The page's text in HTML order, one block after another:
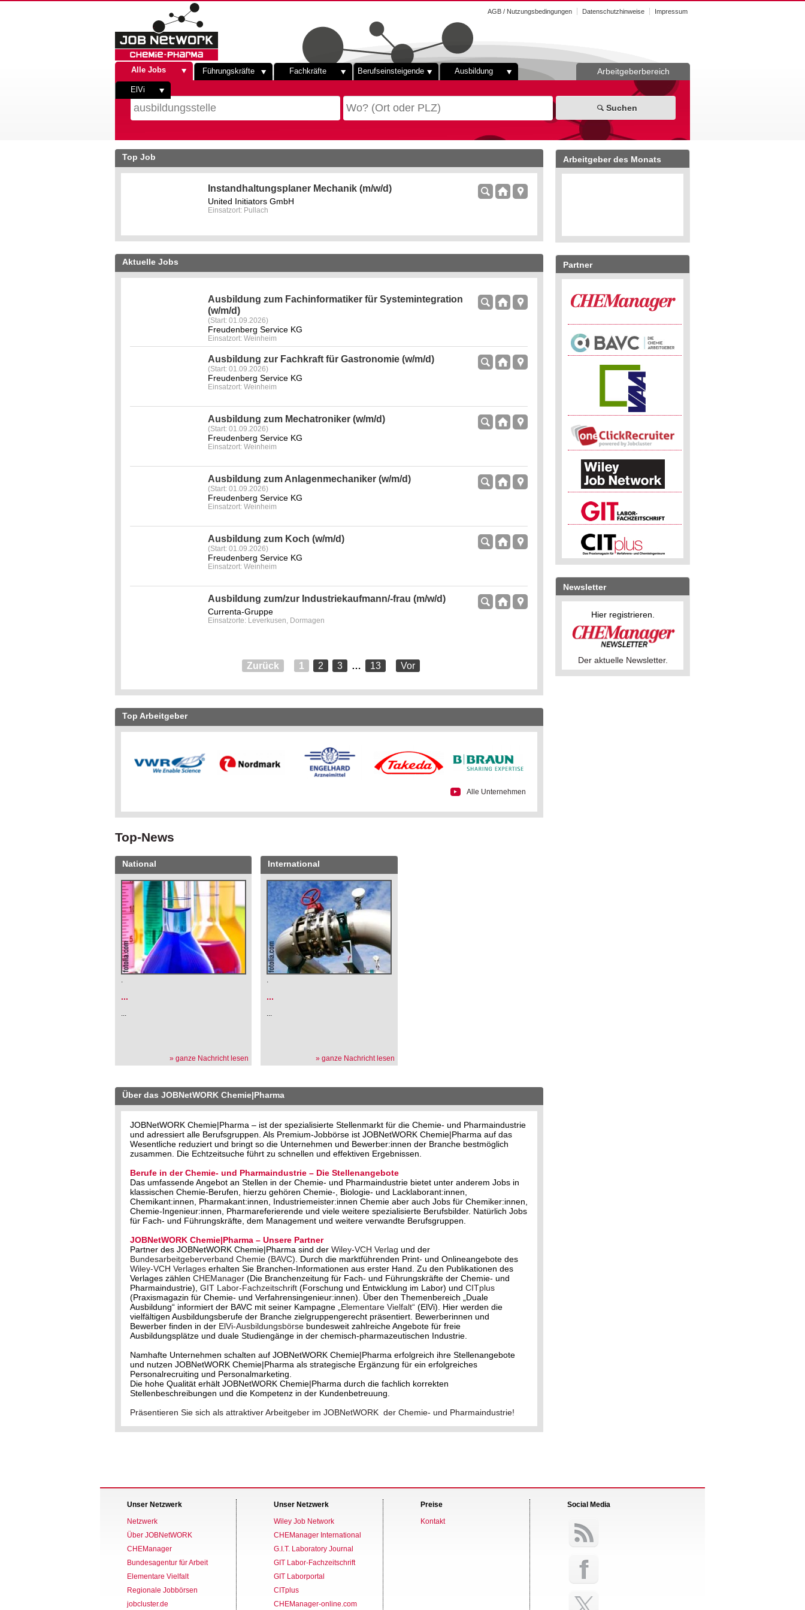
AGB / Nutzungsbedingungen Datenschutzhinweise Impressum
Alle Jobs Führungskräfte Fachkräfte Berufseinsteigende Ausbildung
ElVi
Arbeitgeberbereich
Suchen
Top Job
Instandhaltungsplaner Mechanik (m/w/d)
United Initiators GmbH
Einsatzort: Pullach
Aktuelle Jobs
Ausbildung zum Fachinformatiker für Systemintegration
(w/m/d)
(Start: 01.09.2026)
Freudenberg Service KG
Einsatzort: Weinheim
Ausbildung zur Fachkraft für Gastronomie (w/m/d)
(Start: 01.09.2026)
Freudenberg Service KG
Einsatzort: Weinheim
Ausbildung zum Mechatroniker (w/m/d)
(Start: 01.09.2026)
Freudenberg Service KG
Einsatzort: Weinheim
Ausbildung zum Anlagenmechaniker (w/m/d)
(Start: 01.09.2026)
Freudenberg Service KG
Einsatzort: Weinheim
Ausbildung zum Koch (w/m/d)
(Start: 01.09.2026)
Freudenberg Service KG
Einsatzort: Weinheim
Ausbildung zum/zur Industriekaufmann/-frau (m/w/d)
Currenta-Gruppe
Einsatzorte: Leverkusen, Dormagen
Zurück 1 2 3 … 13 Vor
Top Arbeitgeber
Alle Unternehmen
Top-News
National
.
...
...
» ganze Nachricht lesen
International
.
...
...
» ganze Nachricht lesen
Über das JOBNetWORK Chemie|Pharma
JOBNetWORK Chemie|Pharma – ist der spezialisierte Stellenmarkt für die Chemie- und Pharmaindustrie
und adressiert alle Berufsgruppen. Als Premium-Jobbörse ist JOBNetWORK Chemie|Pharma auf das
Wesentliche reduziert und bringt so die Unternehmen und Bewerber:innen der Branche bestmöglich
zusammen. Die Echtzeitsuche führt zu schnellen und effektiven Ergebnissen.
Berufe in der Chemie- und Pharmaindustrie – Die Stellenangebote
Das umfassende Angebot an Stellen in der Chemie- und Pharmaindustrie bietet unter anderem Jobs in
klassischen Chemie-Berufen, hierzu gehören Chemie-, Biologie- und Lacklaborant:innen,
Chemikant:innen, Pharmakant:innen, Industriemeister:innen Chemie aber auch Jobs für Chemiker:innen,
Chemie-Ingenieur:innen, Pharmareferierende und viele weitere spezialisierte Berufsbilder. Natürlich Jobs
für Fach- und Führungskräfte, dem Management und weitere verwandte Berufsgruppen.
JOBNetWORK Chemie|Pharma – Unsere Partner
Partner des JOBNetWORK Chemie|Pharma sind der Wiley-VCH Verlag und der
Bundesarbeitgeberverband Chemie (BAVC). Durch die marktführenden Print- und Onlineangebote des
Wiley-VCH Verlages erhalten Sie Branchen-Informationen aus erster Hand. Zu den Publikationen des
Verlages zählen CHEManager (Die Branchenzeitung für Fach- und Führungskräfte der Chemie- und
Pharmaindustrie), GIT Labor-Fachzeitschrift (Forschung und Entwicklung im Labor) und CITplus
(Praxismagazin für Chemie- und Verfahrensingenieur:innen). Über den Themenbereich „Duale
Ausbildung“ informiert der BAVC mit seiner Kampagne „Elementare Vielfalt“ (ElVi). Hier werden die
vielfältigen Ausbildungsberufe der Branche zielgruppengerecht präsentiert. Bewerberinnen und
Bewerber finden in der ElVi-Ausbildungsbörse bundesweit zahlreiche Angebote für freie
Ausbildungsplätze und duale Studiengänge in der chemisch-pharmazeutischen Industrie.
Namhafte Unternehmen schalten auf JOBNetWORK Chemie|Pharma erfolgreich ihre Stellenangebote
und nutzen JOBNetWORK Chemie|Pharma als strategische Ergänzung für ein erfolgreiches
Personalrecruiting und Personalmarketing.
Die hohe Qualität erhält JOBNetWORK Chemie|Pharma durch die fachlich korrekten
Stellenbeschreibungen und die Kompetenz in der Kundenbetreuung.
Präsentieren Sie sich als attraktiver Arbeitgeber im JOBNetWORK der Chemie- und Pharmaindustrie!
Arbeitgeber des Monats
Partner
Newsletter
Hier registrieren.
Der aktuelle Newsletter.
Unser Netzwerk
Netzwerk
Über JOBNetWORK
CHEManager
Bundesagentur für Arbeit
Elementare Vielfalt
Regionale Jobbörsen
jobcluster.de
Unser Netzwerk
Wiley Job Network
CHEManager International
G.I.T. Laboratory Journal
GIT Labor-Fachzeitschrift
GIT Laborportal
CITplus
CHEManager-online.com
Preise
Kontakt
Social Media